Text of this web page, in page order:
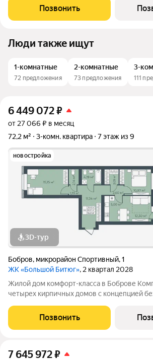
пожилых людей и родителей с колясками.
использование квадратных
Позвонить
Люди также ищут
1-комнатные
72 предложения
2-комнатные
73 предложения
3-
111
6 449 072₽
от 27 066 ₽ в месяц
72,2 м²
3-комн. квартира 7 этаж из 9
новостройка
3D-тур
Бобров, микрорайон Спортивный,1
ЖК «Большой Битюг», 2 квартал 2028
Жилой дом комфорт-класса в Боброве
четырех кирпичных домов с концепцией
пожилых людей и родителей с колясками.
использование квадратных
Позвонить
7 645 972₽